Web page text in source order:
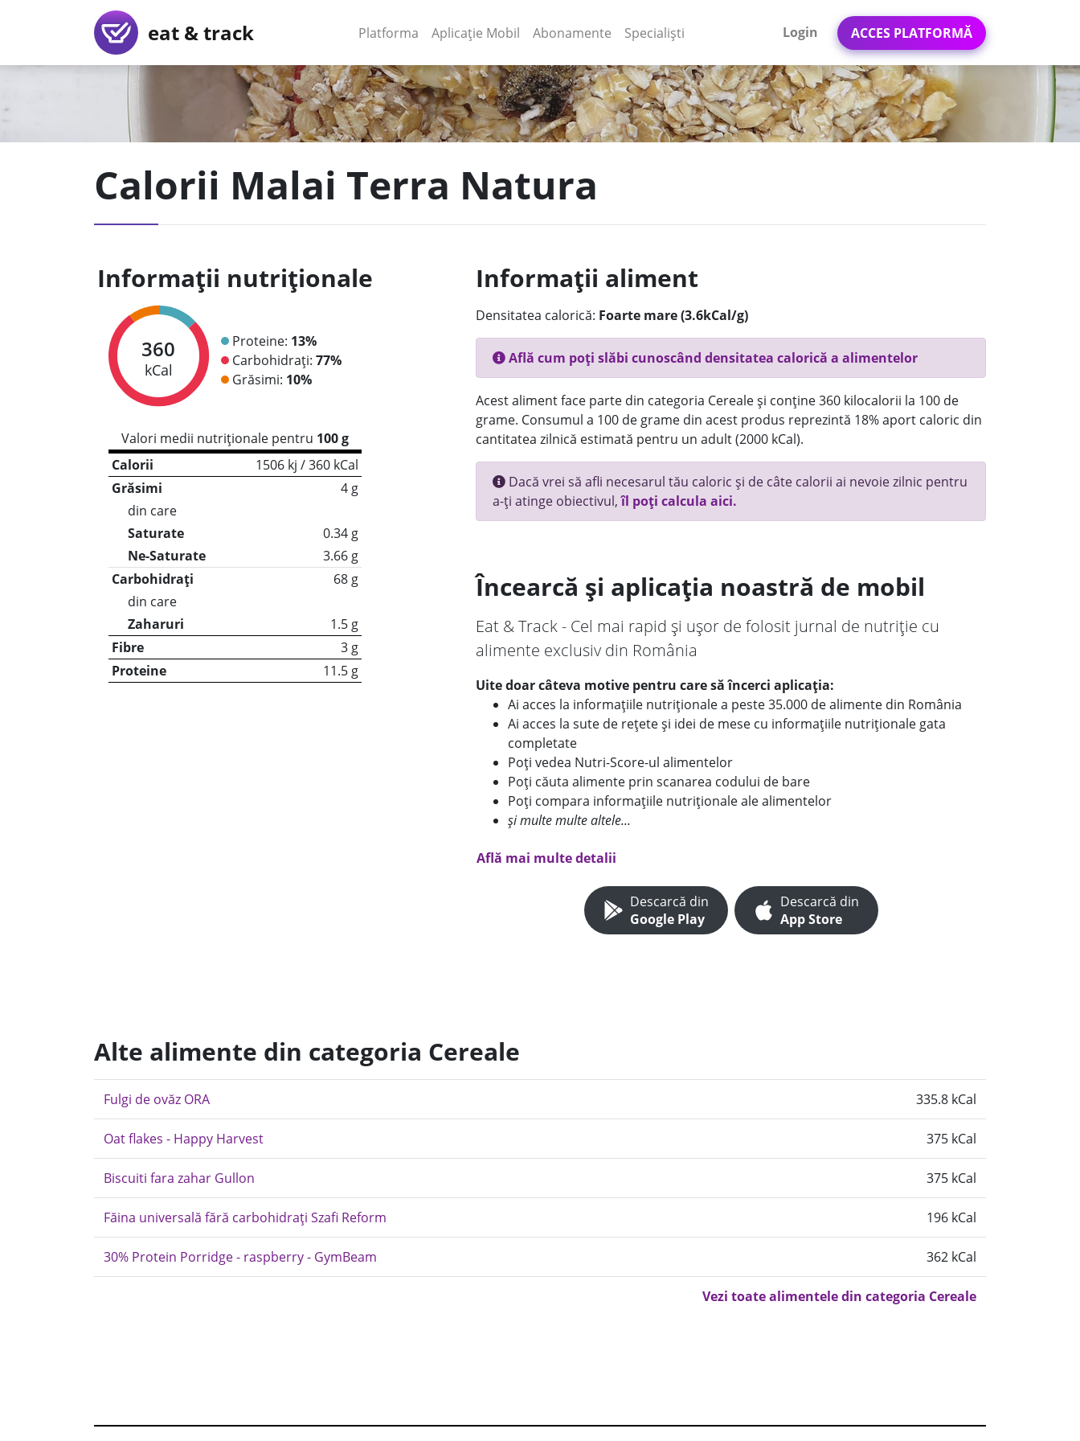
eat & track Platforma (current)
Aplicație Mobil (current)
Abonamente Specialiști Login ACCES PLATFORMĂ
Calorii Malai Terra Natura
Informații nutriționale
360
kCal
Proteine: 13%
Carbohidrați: 77%
Grăsimi: 10%
Valori medii nutriționale pentru 100 g
Calorii
1506 kj / 360 kCal
Grăsimi
4 g
din care
Saturate
0.34 g
Ne-Saturate
3.66 g
Carbohidrați
68 g
din care
Zaharuri
1.5 g
Fibre
3 g
Proteine
11.5 g
Informații aliment
Densitatea calorică: Foarte mare (3.6kCal/g)
Află cum poți slăbi cunoscând densitatea calorică a alimentelor
Acest aliment face parte din categoria Cereale și conține 360 kilocalorii la 100 de
grame. Consumul a 100 de grame din acest produs reprezintă 18% aport caloric din
cantitatea zilnică estimată pentru un adult (2000 kCal).
Dacă vrei să afli necesarul tău caloric și de câte calorii ai nevoie zilnic pentru
a-ți atinge obiectivul,îl poți calcula aici.
Încearcă și aplicația noastră de mobil
Eat & Track - Cel mai rapid și ușor de folosit jurnal de nutriție cu
alimente exclusiv din România
Uite doar câteva motive pentru care să încerci aplicația:
Ai acces la informațiile nutriționale a peste 35.000 de alimente din România
Ai acces la sute de rețete și idei de mese cu informațiile nutriționale gata
completate
Poți vedea Nutri-Score-ul alimentelor
Poți căuta alimente prin scanarea codului de bare
Poți compara informațiile nutriționale ale alimentelor
și multe multe altele...
Află mai multe detalii
Descarcă din
Google Play
Descarcă din
App Store
Alte alimente din categoria Cereale
Fulgi de ovăz ORA 335.8 kCal
Oat flakes - Happy Harvest 375 kCal
Biscuiti fara zahar Gullon 375 kCal
Făina universală fără carbohidrați Szafi Reform 196 kCal
30% Protein Porridge - raspberry - GymBeam 362 kCal
Vezi toate alimentele din categoria Cereale